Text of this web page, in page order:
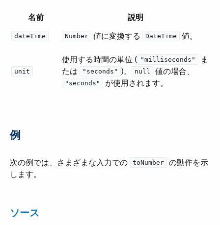
名前 説明
dateTime Number ​ 値に変換する ​ DateTime ​ 値。
unit
使用する時間の単位 (​ "milliseconds"
​ ま
たは ​
"seconds" ​)。 ​ null ​ 値の場合、​
"seconds" ​ が使用されます。
例
次の例では、さまざまな入力での ​ toNumber
​ の動作を示
します。
ソース